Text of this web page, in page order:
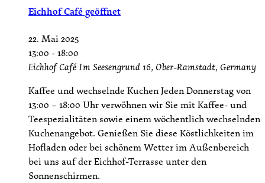
Eichhof Café geöffnet
22. Mai 2025
13:00 -18:00
Eichhof CaféIm Seesengrund 16, Ober-Ramstadt, Germany
Kaffee und wechselnde Kuchen Jeden Donnerstag von
13:00 – 18:00 Uhr verwöhnen wir Sie mit Kaffee- und
Teespezialitäten sowie einem wöchentlich wechselnden
Kuchenangebot. Genießen Sie diese Köstlichkeiten im
Hofladen oder bei schönem Wetter im Außenbereich
bei uns auf der Eichhof-Terrasse unter den
Sonnenschirmen.